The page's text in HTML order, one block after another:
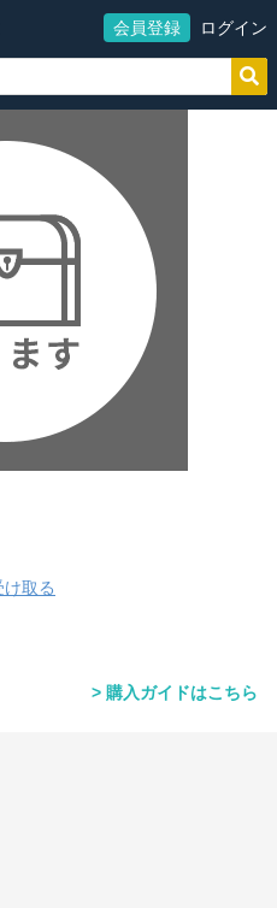
会員登録 ログイン
取る
購入ガイドはこちら